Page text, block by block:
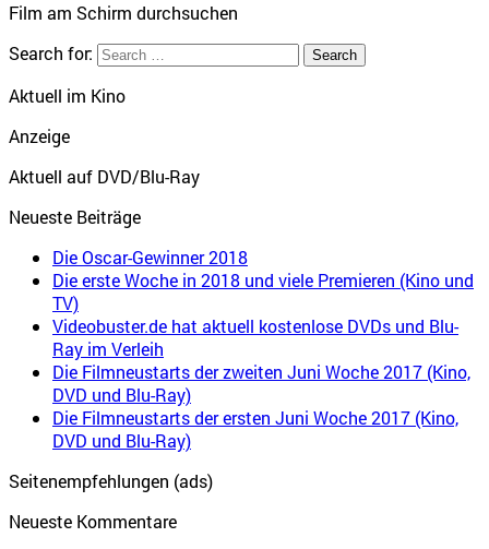
Film am Schirm durchsuchen
Search for:
Aktuell im Kino
Anzeige
Aktuell auf DVD/Blu-Ray
Neueste Beiträge
Die Oscar-Gewinner 2018
Die erste Woche in 2018 und viele Premieren (Kino und
TV)
Videobuster.de hat aktuell kostenlose DVDs und Blu-
Ray im Verleih
Die Filmneustarts der zweiten Juni Woche 2017 (Kino,
DVD und Blu-Ray)
Die Filmneustarts der ersten Juni Woche 2017 (Kino,
DVD und Blu-Ray)
Seitenempfehlungen (ads)
Neueste Kommentare